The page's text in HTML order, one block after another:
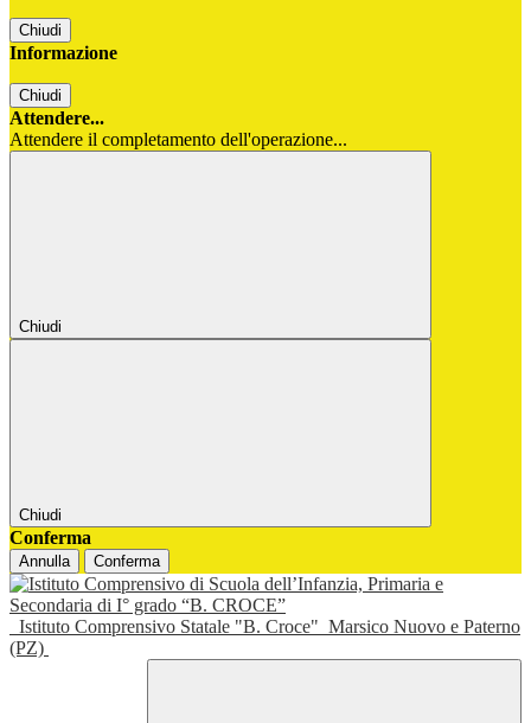
Chiudi
Informazione
Chiudi
Attendere...
Attendere il completamento dell'operazione...
Chiudi
Chiudi
Conferma
Annulla Conferma
Istituto Comprensivo Statale "B. Croce" Marsico Nuovo e Paterno
(PZ)